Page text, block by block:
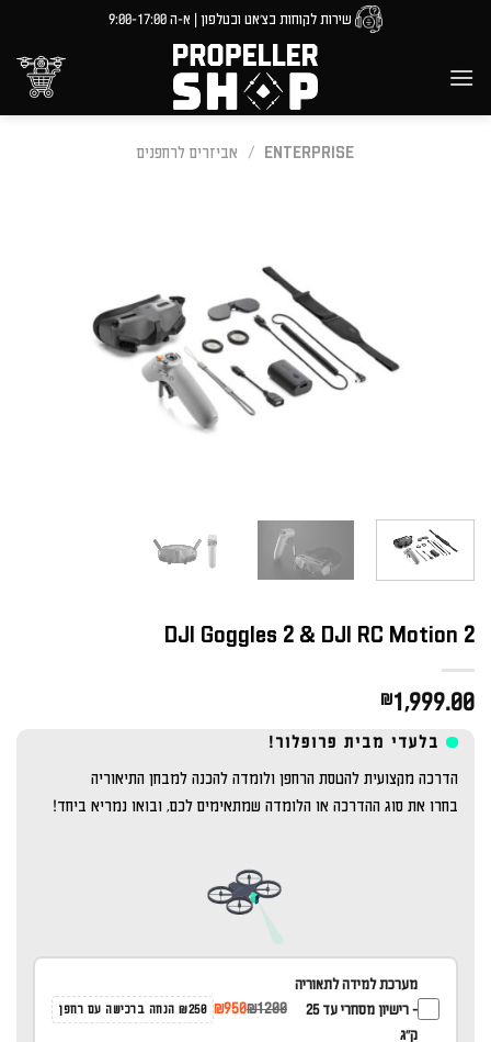
content
שירות לקוחות בצ'אט ובטלפון | א-ה 9:00-17:00
ENTERPRISE
/ אביזרים לרחפנים
DJI Goggles 2 & DJI RC Motion 2
₪1,999.00
בלעדי מבית פרופלור!
הדרכה מקצועית להטסת הרחפן ולומדה להכנה למבחן התיאוריה
בחרו את סוג ההדרכה או הלומדה שמתאימים לכם, ובואו נמריא ביחד!
מערכת למידה לתאוריה
- רישיון מסחרי עד 25
ק''ג
₪1200
₪950 ₪250 הנחה ברכישה עם רחפן